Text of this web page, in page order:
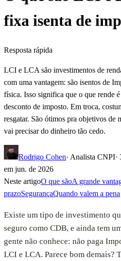
fixa isenta de
Resposta rápida
LCI e LCA são investimentos de
com uma vantagem: são isentos de
física. Isso significa que o que rende
desconto de imposto. Em troca,
resgatar. São ótimos pra objetivos de
vai precisar do dinheiro tão cedo.
Rodrigo Cohen· Analista CNPI·
em jun. de 2026
Neste artigoO que sãoA grande
prazoSegurançaQuando valem a pena
Existe um tipo de investimento
seguro como CDB, e ainda tem
gente não conhece: não paga
LCI e LCA. Parece bom demais?